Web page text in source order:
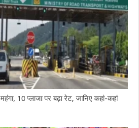
10 प्लाजा पर बढ़ा रेट, जानिए कहां-कहां